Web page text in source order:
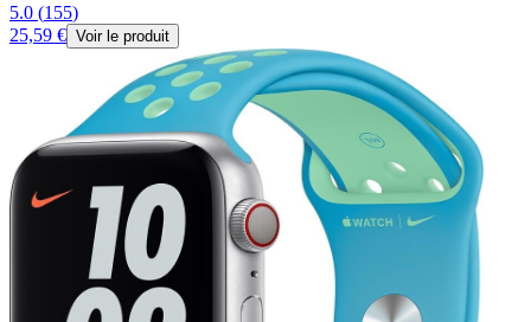
5.0 (155)
25,59 € Voir le produit